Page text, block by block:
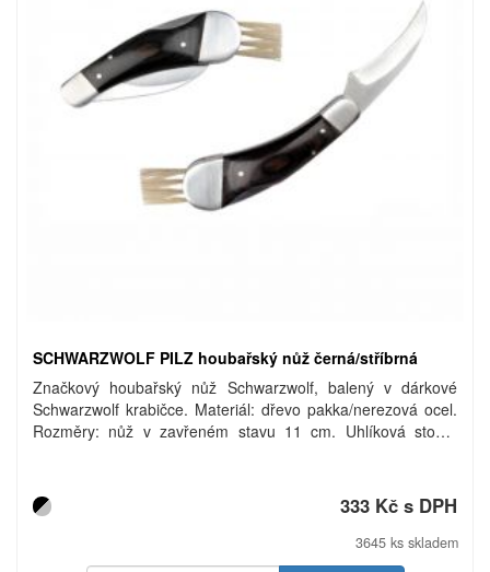
SCHWARZWOLF PILZ houbařský nůž černá/stříbrná
Značkový houbařský nůž Schwarzwolf, balený v dárkové
Schwarzwolf krabičce. Materiál: dřevo pakka/nerezová ocel.
Rozměry: nůž v zavřeném stavu 11 cm. Uhlíková stopa:
333 Kč s DPH
3645 ks skladem